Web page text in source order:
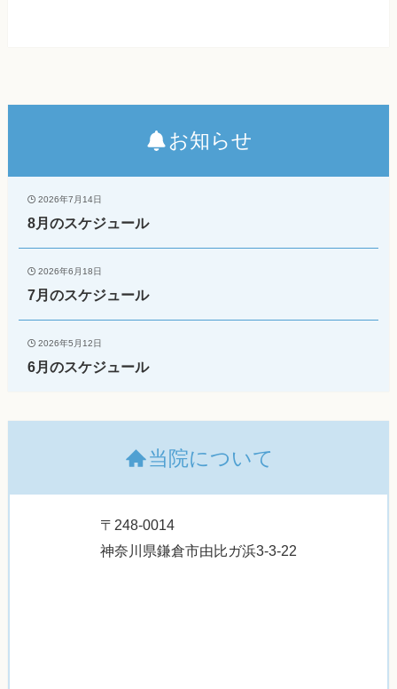
お知らせ
2026年7月14日
8月のスケジュール
2026年6月18日
7月のスケジュール
2026年5月12日
6月のスケジュール
当院について
〒248-0014
神奈川県鎌倉市由比ガ浜3-3-22